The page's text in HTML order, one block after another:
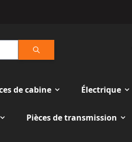
Rechercher
de cabine Électrique
Pièces de transmission